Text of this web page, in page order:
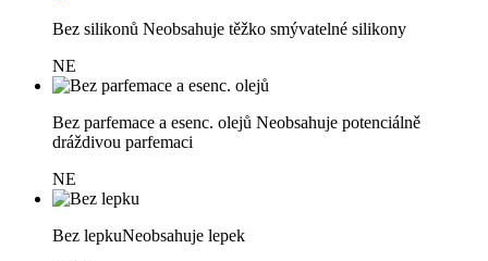
Bez silikonů Neobsahuje těžko smývatelné silikony
NE
Bez parfemace a esenc. olejů Neobsahuje potenciálně
dráždivou parfemaci
NE
Bez lepkuNeobsahuje lepek